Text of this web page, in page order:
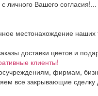
личного Вашего согласия!...
местонахождение наших
доставки цветов и
клиенты!
фирмам,
все закрывающие сделку